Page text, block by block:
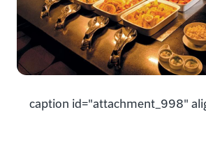
[caption id="attachment_998"